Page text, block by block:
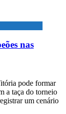
nas
pode formar
a taça do torneio
um cenário